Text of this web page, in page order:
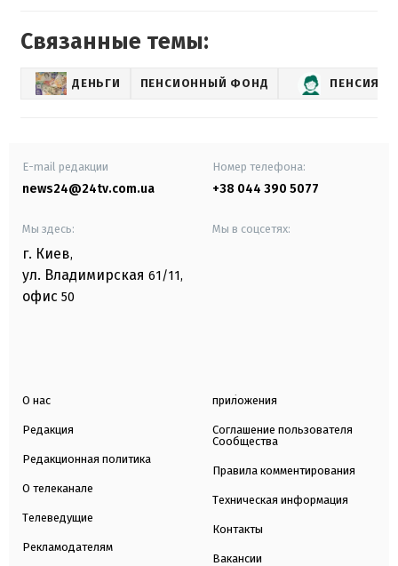
Связанные темы:
ДЕНЬГИ ПЕНСИОННЫЙ ФОНД ПЕНСИЯ
E-mail редакции
news24@24tv.com.ua
Номер телефона:
+38 044 390 5077
Мы здесь:
г. Киев,
ул. Владимирская 61/11,
офис 50
Мы в соцсетях:
О нас
Редакция
Редакционная политика
О телеканале
Телеведущие
Рекламодателям
приложения
Соглашение пользователя
Сообщества
Правила комментирования
Техническая информация
Контакты
Вакансии